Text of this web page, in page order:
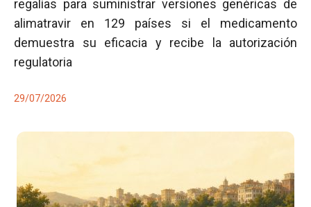
regalías para suministrar versiones genéricas de
alimatravir en 129 países si el medicamento
demuestra su eficacia y recibe la autorización
regulatoria
29/07/2026